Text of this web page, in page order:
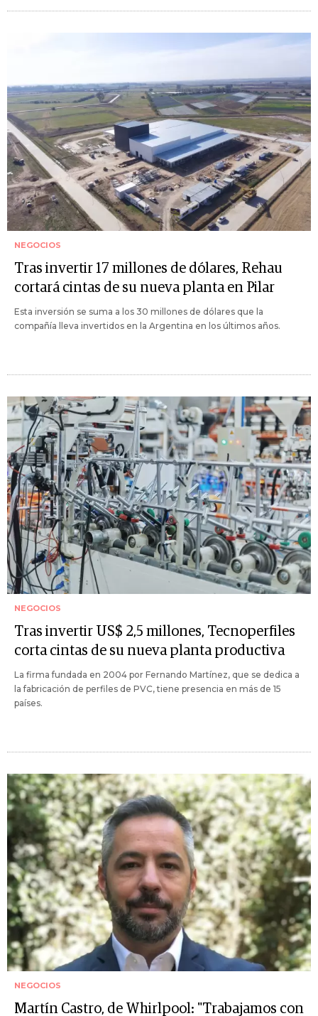
NEGOCIOS
Tras invertir 17 millones de dólares, Rehau
cortará cintas de su nueva planta en Pilar
Esta inversión se suma a los 30 millones de dólares que la
compañía lleva invertidos en la Argentina en los últimos años.
NEGOCIOS
Tras invertir US$ 2,5 millones, Tecnoperfiles
corta cintas de su nueva planta productiva
La firma fundada en 2004 por Fernando Martínez, que se dedica a
la fabricación de perfiles de PVC, tiene presencia en más de 15
países.
NEGOCIOS
Martín Castro, de Whirlpool: "Trabajamos con